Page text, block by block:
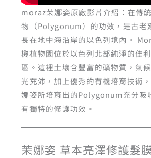
moraz茉娜姿原廠影片介紹：在傳
物（Polygonum）的功效，是古老
長在地中海沿岸的以色列境內。
機植物園位於以色列北部純淨的佳
區。這裡土壤含豐富的礦物質，氣
光充沛，加上優秀的有機培育技術
娜姿所培育出的Polygonum充分吸
有獨特的修護功效。
茉娜姿 草本亮澤修護髮